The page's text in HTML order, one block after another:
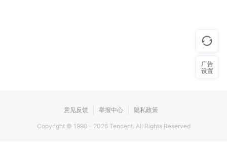
意见反馈 举报中心 隐私政策
Copyright © 1998 - 2026Tencent. All Rights Reserved
广告
设置